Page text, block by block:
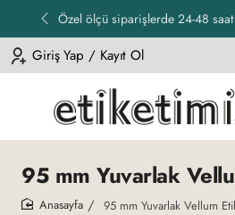
Özel ölçü siparişlerde 24-48
Giriş Yap / Kayıt Ol
95 mm Yuvarlak
95 mm Yuvarlak Vellum